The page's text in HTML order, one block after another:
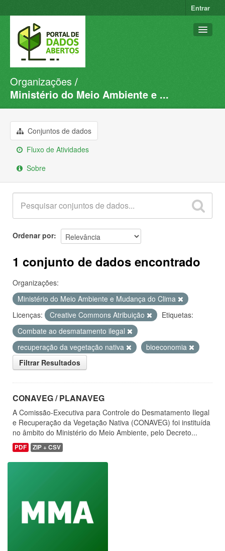
Entrar
Conjuntos de dados
Organizações
Sobre
Organizações
Ministério do Meio Ambiente e ...
Conjuntos de dados
Fluxo de Atividades
Sobre
Ordenar por
1 conjunto de dados encontrado
Organizações:
Ministério do Meio Ambiente e Mudança do Clima
Licenças:
Creative Commons Atribuição
Etiquetas:
Combate ao desmatamento ilegal
recuperação da vegetação nativa
bioeconomia
Filtrar Resultados
CONAVEG / PLANAVEG
A Comissão-Executiva para Controle do Desmatamento Ilegal
e Recuperação da Vegetação Nativa (CONAVEG) foi instituída
no âmbito do Ministério do Meio Ambiente, pelo Decreto...
PDF ZIP + CSV